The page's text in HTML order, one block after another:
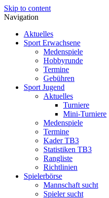
Skip to content
Navigation
Aktuelles
Sport Erwachsene
Medenspiele
Hobbyrunde
Termine
Gebühren
Sport Jugend
Aktuelles
Turniere
Mini-Turniere
Medenspiele
Termine
Kader TB3
Statistiken TB3
Rangliste
Richtlinien
Spielerbörse
Mannschaft sucht
Spieler sucht